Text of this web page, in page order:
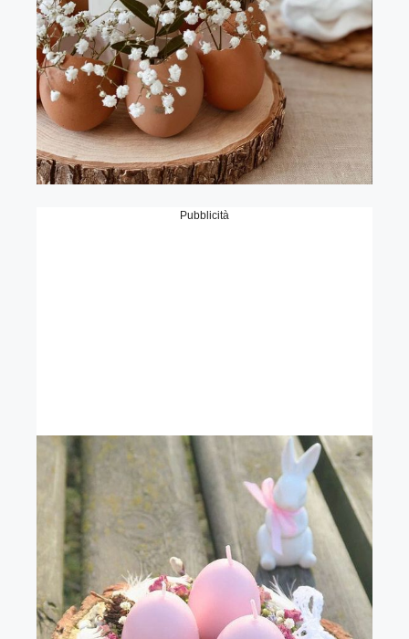
Pubblicità